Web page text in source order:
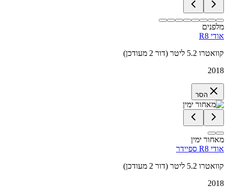
מלפנים
אודי R8
קוואטרו 5.2 ליטר (דור 2 מעודכן)
2018
הסר
מאחור ימין
אודי R8 ספיידר
קוואטרו 5.2 ליטר (דור 2 מעודכן)
2018